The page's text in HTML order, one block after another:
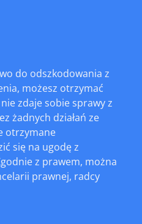
do odszkodowania z
możesz otrzymać
zdaje sobie sprawy z
żadnych działań ze
otrzymane
się na ugodę z
z prawem, można
prawnej, radcy